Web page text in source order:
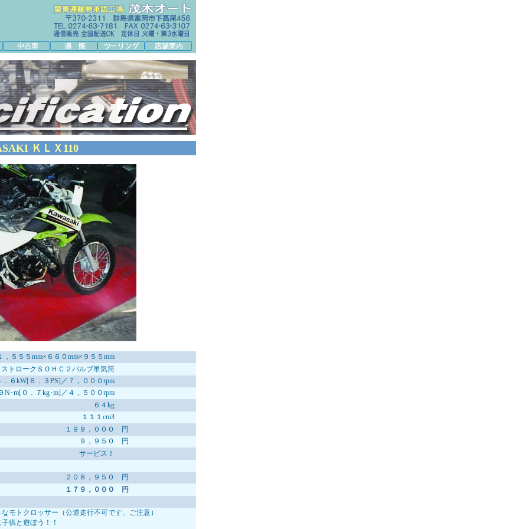
ＫＬＸ110
，５５５mm×６６０mm×９５５mm
ストロークＳＯＨＣ２バルブ単気筒
．６kW[６．３PS]／７，０００rpm
N･m[０．７kg･m]／４，５００rpm
６４kg
１１１cm3
１９９，０００ 円
９，９５０ 円
サービス！
２０８，９５０ 円
１７９，０００ 円
クロッサー（公道走行不可です、ご注意）
と遊ぼう！！